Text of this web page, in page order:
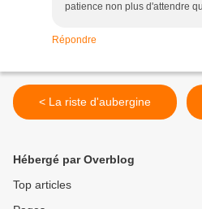
patience non plus d'attendre
Répondre
< La riste d'aubergine
Hébergé par Overblog
Top articles